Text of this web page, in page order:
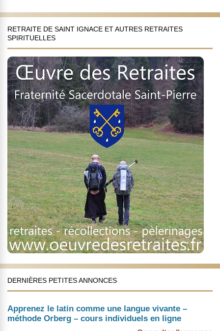
RETRAITE DE SAINT IGNACE ET AUTRES RETRAITES
SPIRITUELLES
DERNIÈRES PETITES ANNONCES
Apprenez le latin comme une langue vivante –
méthode Orberg – cours individuels en ligne